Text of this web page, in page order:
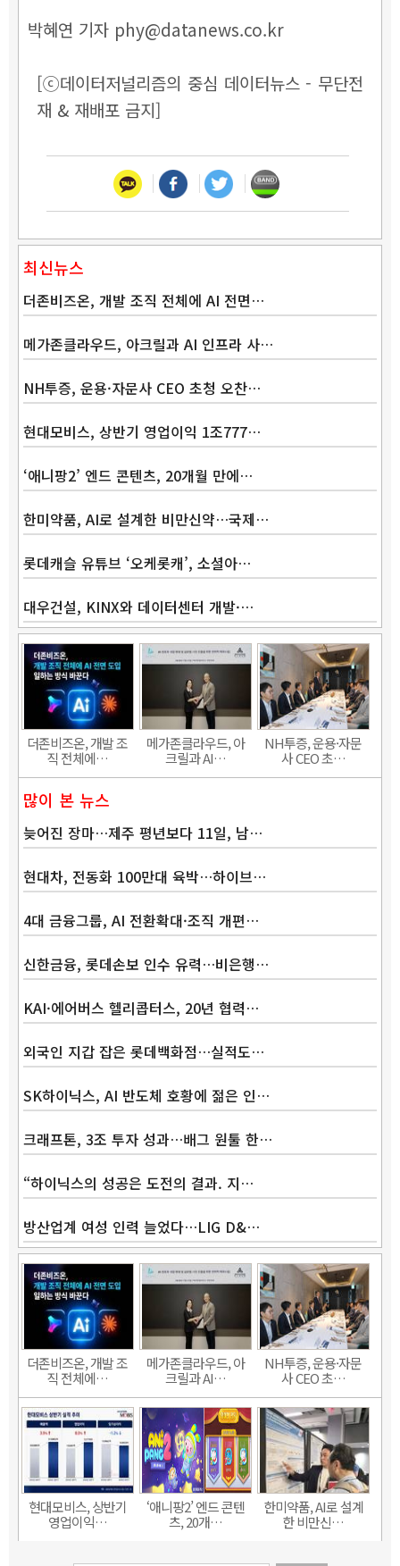
박혜연 기자 phy@datanews.co.kr
[ⓒ데이터저널리즘의 중심 데이터뉴스 - 무단전
재 & 재배포 금지]
최신뉴스
더존비즈온, 개발 조직 전체에 AI 전면…
메가존클라우드, 아크릴과 AI 인프라 사…
NH투증, 운용·자문사 CEO 초청 오찬…
현대모비스, 상반기 영업이익 1조777…
‘애니팡2’ 엔드 콘텐츠, 20개월 만에…
한미약품, AI로 설계한 비만신약…국제…
롯데캐슬 유튜브 ‘오케롯캐’, 소셜아…
대우건설, KINX와 데이터센터 개발·…
더존비즈온, 개발 조
직 전체에…
메가존클라우드, 아
크릴과 AI…
NH투증, 운용·자문
사 CEO 초…
많이 본 뉴스
늦어진 장마…제주 평년보다 11일, 남…
현대차, 전동화 100만대 육박…하이브…
4대 금융그룹, AI 전환확대·조직 개편…
신한금융, 롯데손보 인수 유력…비은행…
KAI·에어버스 헬리콥터스, 20년 협력…
외국인 지갑 잡은 롯데백화점…실적도…
SK하이닉스, AI 반도체 호황에 젊은 인…
크래프톤, 3조 투자 성과…배그 원툴 한…
“하이닉스의 성공은 도전의 결과. 지…
방산업계 여성 인력 늘었다…LIG D&…
더존비즈온, 개발 조
직 전체에…
메가존클라우드, 아
크릴과 AI…
NH투증, 운용·자문
사 CEO 초…
현대모비스, 상반기
영업이익…
‘애니팡2’ 엔드 콘텐
츠, 20개…
한미약품, AI로 설계
한 비만신…